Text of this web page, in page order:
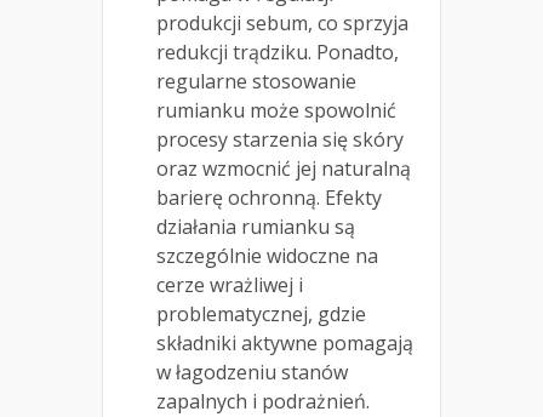
produkcji sebum, co sprzyja
redukcji trądziku. Ponadto,
regularne stosowanie
rumianku może spowolnić
procesy starzenia się skóry
oraz wzmocnić jej naturalną
barierę ochronną. Efekty
działania rumianku są
szczególnie widoczne na
cerze wrażliwej i
problematycznej, gdzie
składniki aktywne pomagają
w łagodzeniu stanów
zapalnych i podrażnień.